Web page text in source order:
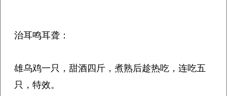
治耳鸣耳聋：
雄乌鸡一只，甜酒四斤，煮熟后趁热吃，连吃五
只，特效。